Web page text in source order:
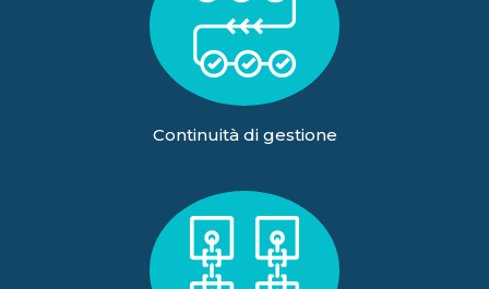
Continuità di gestione